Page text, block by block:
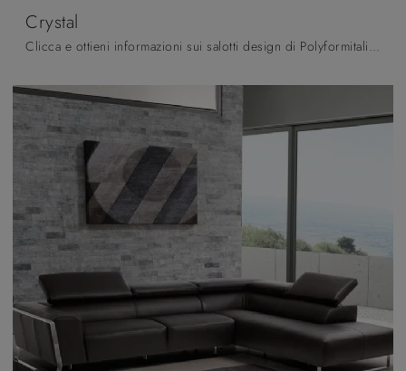
Crystal
Clicca e ottieni informazioni sui salotti design di Polyformitalia ! Molteplici modelli di divani, come Crystal, ti attendono.